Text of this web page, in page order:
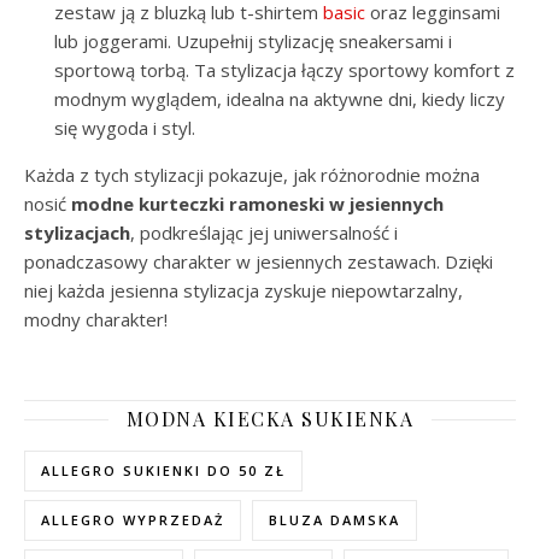
zestaw ją z bluzką lub t-shirtem basic oraz legginsami
lub joggerami. Uzupełnij stylizację sneakersami i
sportową torbą. Ta stylizacja łączy sportowy komfort z
modnym wyglądem, idealna na aktywne dni, kiedy liczy
się wygoda i styl.
Każda z tych stylizacji pokazuje, jak różnorodnie można
nosić modne kurteczki ramoneski w jesiennych
stylizacjach, podkreślając jej uniwersalność i
ponadczasowy charakter w jesiennych zestawach. Dzięki
niej każda jesienna stylizacja zyskuje niepowtarzalny,
modny charakter!
MODNA KIECKA SUKIENKA
ALLEGRO SUKIENKI DO 50 ZŁ
ALLEGRO WYPRZEDAŻ BLUZA DAMSKA